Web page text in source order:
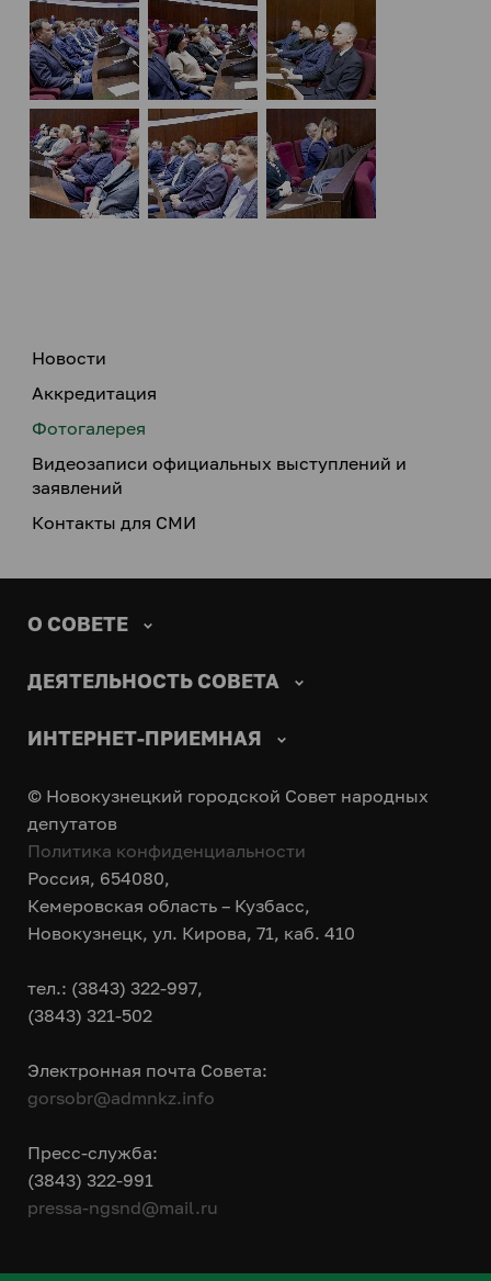
Новости
Аккредитация
Фотогалерея
Видеозаписи официальных выступлений и
заявлений
Контакты для СМИ
О СОВЕТЕ
ДЕЯТЕЛЬНОСТЬ СОВЕТА
ИНТЕРНЕТ-ПРИЕМНАЯ
© Новокузнецкий городской Совет народных
депутатов
Политика конфиденциальности
Россия, 654080,
Кемеровская область – Кузбасс,
Новокузнецк, ул. Кирова, 71, каб. 410
тел.: (3843) 322-997,
(3843) 321-502
Электронная почта Совета:
gorsobr@admnkz.info
Пресс-служба:
(3843) 322-991
pressa-ngsnd@mail.ru